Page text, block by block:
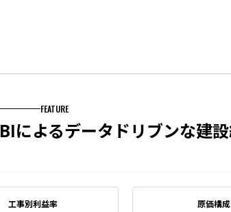
FEATURE
BIによるデータドリブンな建
工事別利益率 原価構